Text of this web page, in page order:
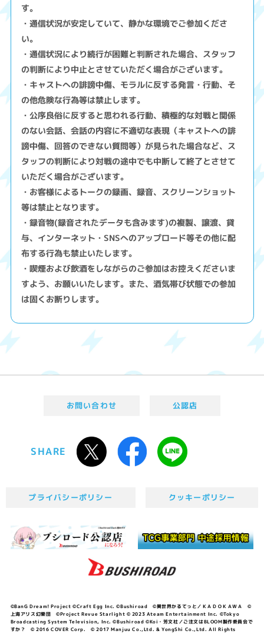
す。
・通信状況が安定していて、静かな環境でご参加くださ
い。
・通信状況により続行が困難と判断された場合、スタッフ
の判断により中止とさせていただく場合がございます。
・キャストへの誹謗中傷、モラルに反する発言・行動、そ
の他危険な行為等は禁止します。
・公序良俗に反すると思われる行動、積極的な対戦と関係
のない会話、会話の内容に不適切な表現（キャストへの誹
謗中傷、回答のできない質問等）が見られた場合など、ス
タッフの判断により対戦の途中でも中断して終了とさせて
いただく場合がございます。
・お客様によるトークの録画、録音、スクリーンショット
等は禁止となります。
・録音物(録音されたデータも含みます)の複製、譲渡、貸
与、インターネット・SNSへのアップロード等その他に配
布する行為も禁止いたします。
・喫煙および飲酒をしながらのご参加はお控えくださいま
すよう、お願いいたします。また、酒気帯び状態での参加
は固くお断りします。
お問い合わせ 公認店
SHARE
プライバシーポリシー クッキーポリシー
©BanG Dream! Project ©Craft Egg Inc. ©Bushiroad ©異世界かるてっと／ＫＡＤＯＫＡＷＡ ©
上海アリス幻樂団 ©Project Revue Starlight © 2023 Ateam Entertainment Inc. ©Tokyo
Broadcasting System Television, Inc. ©Bushiroad ©Koi・芳文社／ご注文はBLOOM製作委員会で
すか？ © 2016 COVER Corp. © 2017 Manjuu Co.,Ltd. & YongShi Co.,Ltd. All Rights